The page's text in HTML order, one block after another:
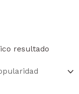
resultado